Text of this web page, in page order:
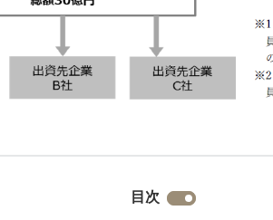
目次